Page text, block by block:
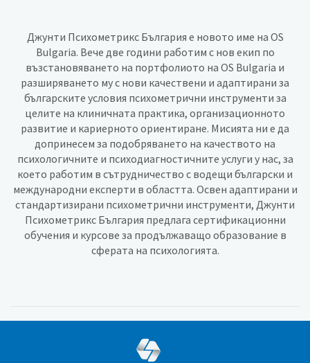
Джунти Психометрикс България е новото име на OS
Bulgaria. Вече две години работим с нов екип по
възстановяването на портфолиото на OS Bulgaria и
разширяването му с нови качествени и адаптирани за
българските условия психометрични инструменти за
целите на клиничната практика, организационното
развитие и кариерното ориентиране. Мисията ни е да
допринесем за подобряването на качеството на
психологичните и психодиагностичните услуги у нас, за
което работим в сътрудничество с водещи български и
международни експерти в областта. Освен адаптирани и
стандартизирани психометрични инструменти, Джунти
Психометрикс България предлага сертификационни
обучения и курсове за продължаващо образование в
сферата на психологията.